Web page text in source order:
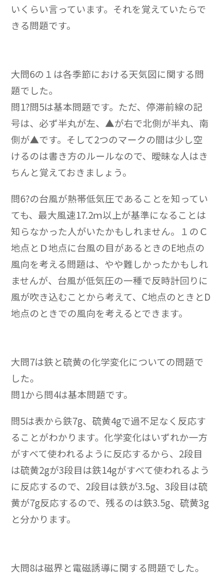
いくらい言っています。それを覚えていたらで
きる問題です。
大問6の１は各季節における天気図に関する問
題でした。
問1?問5は基本問題です。ただ、停滞前線の記
号は、必ず半丸が左、▲が右で北側が半丸、南
側が▲です。そして2つのマークの間は少し空
けるのは書き方のルールなので、曖昧な人はき
ちんと覚えておきましょう。
問6?の台風が熱帯低気圧であることを知ってい
ても、最大風速17.2ｍ以上が基準になることは
知らなかった人がいたかもしれません。１のＣ
地点とＤ地点に台風の目があるときのE地点の
風向を考える問題は、やや難しかったかもしれ
ませんが、台風が低気圧の一種で反時計回りに
風が吹き込むことから考えて、C地点のときとD
地点のときでの風向を考えるとできます。
大問7は鉄と硫黄の化学変化についての問題で
した。
問1から問4は基本問題です。
問5は表から鉄7g、硫黄4gで過不足なく反応す
ることがわかります。化学変化はいずれか一方
がすべて使われるように反応するから、2段目
は硫黄2gが3段目は鉄14gがすべて使われるよう
に反応するので、2段目は鉄が3.5g、3段目は硫
黄が7g反応するので、残るのは鉄3.5g、硫黄3g
と分かります。
大問8は磁界と電磁誘導に関する問題でした。